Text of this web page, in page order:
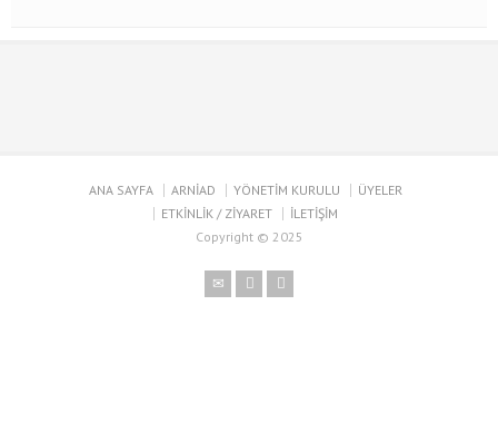
ANA SAYFA ARNİAD YÖNETİM KURULU
ÜYELER
ETKİNLİK / ZİYARET
İLETİŞİM
Copyright © 2025